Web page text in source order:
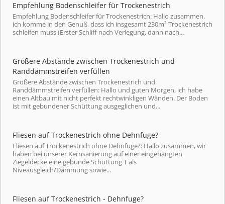
Empfehlung Bodenschleifer für Trockenestrich
Empfehlung Bodenschleifer für Trockenestrich: Hallo zusammen,
ich komme in den Genuß, dass ich insgesamt 230m² Trockenestrich
schleifen muss (Erster Schliff nach Verlegung, dann nach...
Größere Abstände zwischen Trockenestrich und
Randdämmstreifen verfüllen
Größere Abstände zwischen Trockenestrich und
Randdämmstreifen verfüllen: Hallo und guten Morgen, ich habe
einen Altbau mit nicht perfekt rechtwinkligen Wänden. Der Boden
ist mit gebundener Schüttung ausgeglichen und...
Fliesen auf Trockenestrich ohne Dehnfuge?
Fliesen auf Trockenestrich ohne Dehnfuge?: Hallo zusammen, wir
haben bei unserer Kernsanierung auf einer eingehängten
Ziegeldecke eine gebunde Schüttung T als
Niveausgleich/Dämmung sowie...
Fliesen auf Trockenestrich - Dehnfuge?